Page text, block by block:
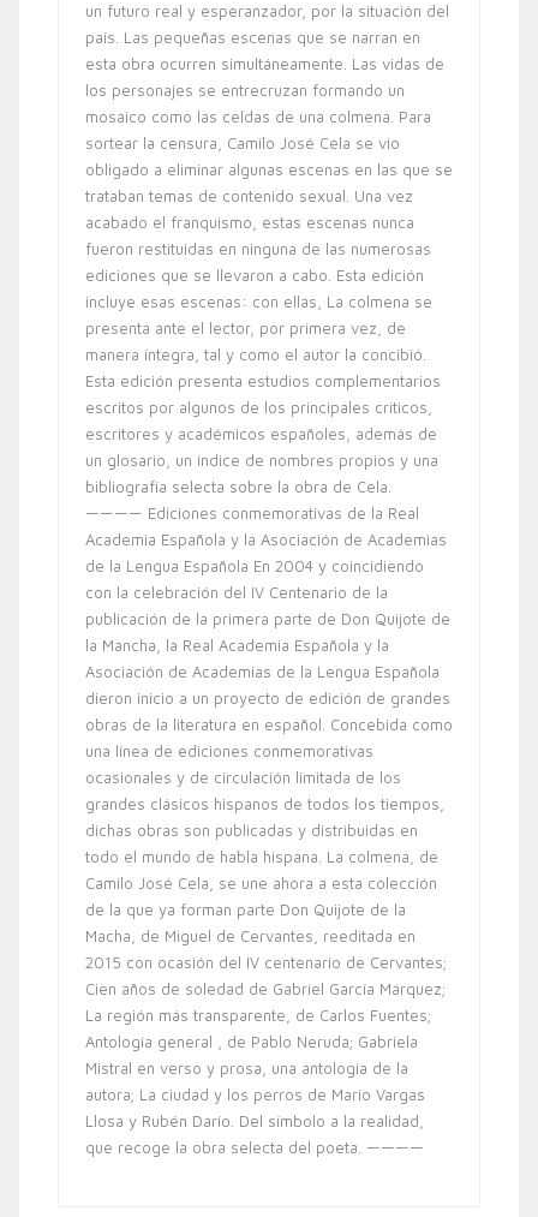
un futuro real y esperanzador, por la situación del
país. Las pequeñas escenas que se narran en
esta obra ocurren simultáneamente. Las vidas de
los personajes se entrecruzan formando un
mosaico como las celdas de una colmena. Para
sortear la censura, Camilo José Cela se vio
obligado a eliminar algunas escenas en las que se
trataban temas de contenido sexual. Una vez
acabado el franquismo, estas escenas nunca
fueron restituidas en ninguna de las numerosas
ediciones que se llevaron a cabo. Esta edición
incluye esas escenas: con ellas, La colmena se
presenta ante el lector, por primera vez, de
manera íntegra, tal y como el autor la concibió.
Esta edición presenta estudios complementarios
escritos por algunos de los principales críticos,
escritores y académicos españoles, además de
un glosario, un índice de nombres propios y una
bibliografía selecta sobre la obra de Cela.
———— Ediciones conmemorativas de la Real
Academia Española y la Asociación de Academias
de la Lengua Española En 2004 y coincidiendo
con la celebración del IV Centenario de la
publicación de la primera parte de Don Quijote de
la Mancha, la Real Academia Española y la
Asociación de Academias de la Lengua Española
dieron inicio a un proyecto de edición de grandes
obras de la literatura en español. Concebida como
una línea de ediciones conmemorativas
ocasionales y de circulación limitada de los
grandes clásicos hispanos de todos los tiempos,
dichas obras son publicadas y distribuidas en
todo el mundo de habla hispana. La colmena, de
Camilo José Cela, se une ahora a esta colección
de la que ya forman parte Don Quijote de la
Macha, de Miguel de Cervantes, reeditada en
2015 con ocasión del IV centenario de Cervantes;
Cien años de soledad de Gabriel García Márquez;
La región más transparente, de Carlos Fuentes;
Antología general , de Pablo Neruda; Gabriela
Mistral en verso y prosa, una antología de la
autora; La ciudad y los perros de Mario Vargas
Llosa y Rubén Darío. Del símbolo a la realidad,
que recoge la obra selecta del poeta. ————